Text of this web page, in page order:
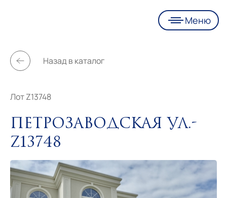
Меню
Назад в каталог
Лот Z13748
Петрозаводская ул.-
Z13748